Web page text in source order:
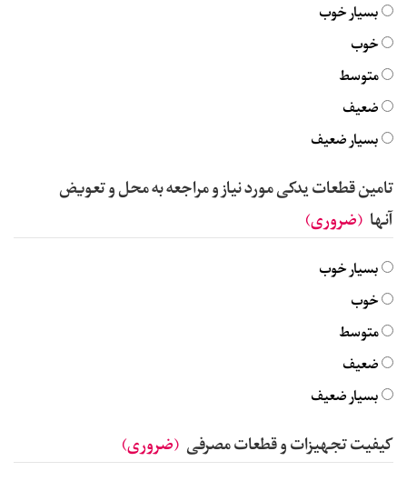
بسیار خوب
خوب
متوسط
ضعیف
بسیار ضعیف
تامین قطعات یدکی مورد نیاز و مراجعه به محل و تعویض
آنها (ضروری)
بسیار خوب
خوب
متوسط
ضعیف
بسیار ضعیف
کیفیت تجهیزات و قطعات مصرفی (ضروری)